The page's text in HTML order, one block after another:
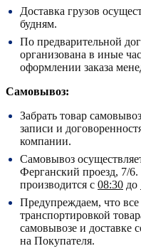
Доставка грузов
будням.
По предварительной
организована в иные
оформлении заказа
Самовывоз:
Забрать товар
записи и
компании.
Самовывоз
Ферганский проезд, 7/6.
производится с 08:30 до
Предупреждаем, что
транспортировкой
самовывозе и доставке
на Покупателя.